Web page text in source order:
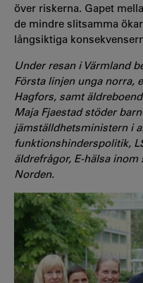
över riskerna. Gapet
de mindre slitsamma
långsiktiga
Under resan i Värmland
Första linjen unga norra,
Hagfors, samt
Maja Fjaestad stöder
jämställdhetsministern i
funktionshinderspolitik,
äldrefrågor, E-hälsa
Norden.